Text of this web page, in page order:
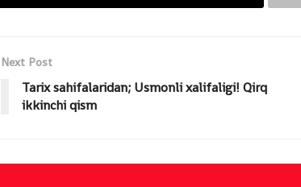
Next Post
Tarix sahifalaridan; Usmonli xalifaligi! Qirq
ikkinchi qism